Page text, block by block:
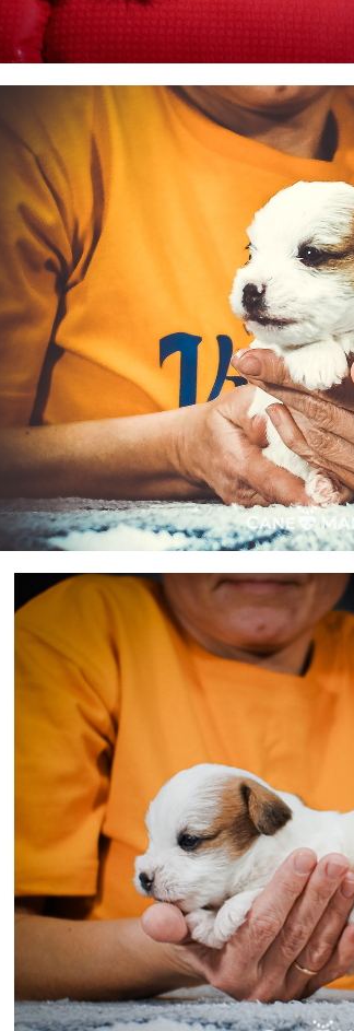
Щенок Джек Рассел терьера жесткошерстного.